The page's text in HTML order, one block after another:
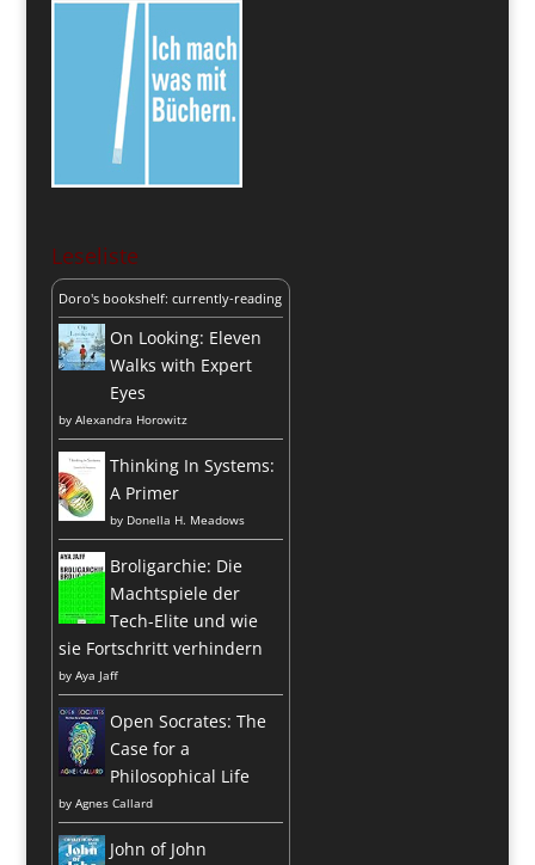
Leseliste
Doro's bookshelf: currently-reading
On Looking: Eleven
Walks with Expert
Eyes
by Alexandra Horowitz
Thinking In Systems:
A Primer
by Donella H. Meadows
Broligarchie: Die
Machtspiele der
Tech-Elite und wie
sie Fortschritt verhindern
by Aya Jaff
Open Socrates: The
Case for a
Philosophical Life
by Agnes Callard
John of John